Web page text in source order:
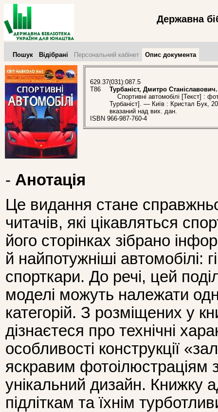
Державна
Пошук Відібрані Персональний кабінет Опис документа
629.37(031):087.5
Т86
Турбаніст, Дмитро Станіславович.
Спортивні автомобілі [Текст] :
Турбаніст]. — Київ : Кристал Бук,
вказаний над вих. дан.
ISBN 966-987-760-4
- Анотація
Це видання стане
читачів, які цікавляться
його сторінках зібрано
й найпотужніші автомобілі:
спорткари. До речі, цей
моделі можуть належати
категорій. З розміщених у
дізнаєтеся про технічні
особливості конструкції
яскравим фотоілюстраціям
унікальний дизайн. Книжку
підліткам та їхнім